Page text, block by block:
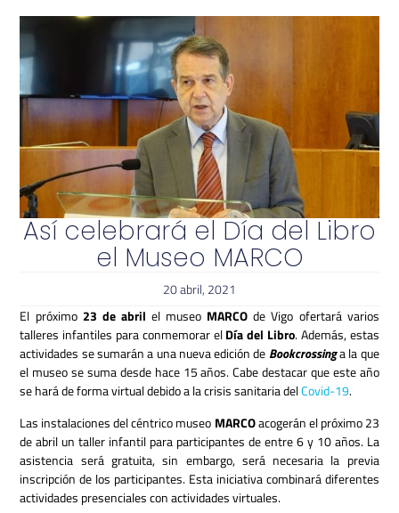
Así celebrará el Día del Libro
el Museo MARCO
20 abril, 2021
El próximo 23 de abril el museo MARCO de Vigo ofertará varios
talleres infantiles para conmemorar elDía del Libro. Además, estas
actividades se sumarán a una nueva edición de Bookcrossinga la que
el museo se suma desde hace 15 años. Cabe destacar que este año
se hará de forma virtual debido a la crisis sanitaria delCovid-19.
Las instalaciones del céntrico museo MARCOacogerán el próximo 23
de abril un taller infantil para participantes de entre 6 y 10 años. La
asistencia será gratuita, sin embargo, será necesaria la previa
inscripción de los participantes. Esta iniciativa combinará diferentes
actividades presenciales con actividades virtuales.